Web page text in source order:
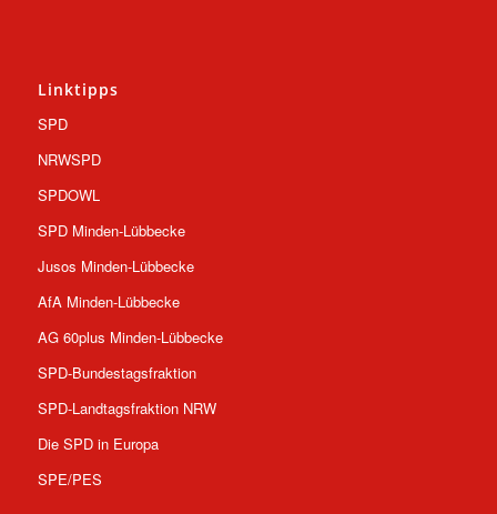
Linktipps
SPD
NRWSPD
SPDOWL
SPD Minden-Lübbecke
Jusos Minden-Lübbecke
AfA Minden-Lübbecke
AG 60plus Minden-Lübbecke
SPD-Bundestagsfraktion
SPD-Landtagsfraktion NRW
Die SPD in Europa
SPE/PES